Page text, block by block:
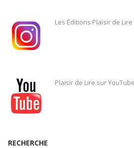
Les Éditions Plaisir de
Plaisir de Lire sur YouTube
RECHERCHE